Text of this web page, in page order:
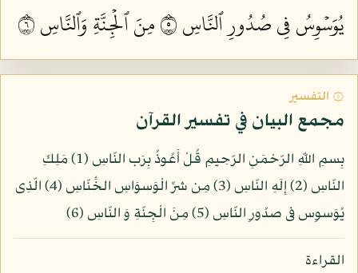
يُوَسۡوِسُ فِي صُدُورِ ٱلنَّاسِ ٥
مِنَ ٱلۡجِنَّةِ وَٱلنَّاسِ ٦
۞ التفسير
مجمع البيان في تفسير القرآن
بِسمِ اللّهِ الرّحْمَنِ الرّحِيمِ قُلْ أَعُوذُ بِرَب النّاسِ (1) مَلِكِ
النّاسِ (2) إِلَهِ النّاسِ (3) مِن شرِّ الْوَسوَاسِ الخَْنّاسِ (4) الّذِى
يُوَسوِس فى صدُورِ النّاسِ (5) مِنَ الْجِنّةِ وَ النّاسِ (6)
القراءة